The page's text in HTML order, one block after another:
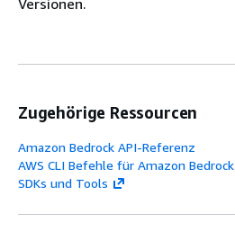
Versionen.
Zugehörige Ressourcen
Amazon Bedrock API-Referenz
AWS CLI Befehle für Amazon Bedrock
SDKs und Tools